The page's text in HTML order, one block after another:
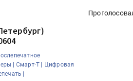
| Смарт-Т |
Цифровая
|